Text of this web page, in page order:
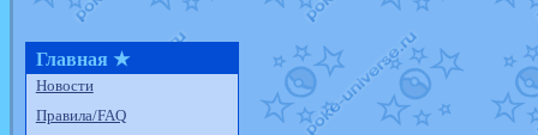
Главная ★
Новости
Правила/FAQ